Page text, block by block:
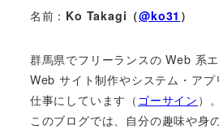
名前： Ko Takagi（@ko31 ）
群馬県でフリーランスの Web 系エ
Web サイト制作やシステム・ア
仕事にしています（ ゴーサイン ）。
このブログでは、自分の趣味や身